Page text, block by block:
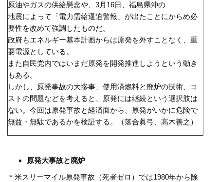
原油やガスの供給懸念や、 3月 16日、福島県沖の
地震によって「電力需給逼迫警報」が出たことにからめ必
要性を改めて強調したものだ。
政府もエネルギー基本計画からは原発を外すことなく、重
要電源としている。
また自民党内ではいまだ原発を開発推進しようという動き
もある。
しかし、原発事故の大惨事、使用済燃料と廃炉の技術、コ
ストの問題などを考えると、原発には継続という選択肢は
ない。今回は原発事故と経済面から、原発がいかに危険で
無益・無駄であるかを検証する。（落合眞弓、高木善之）
原発大事故と廃炉
＊米スリーマイル原発事故（死者ゼロ）では1980年から除